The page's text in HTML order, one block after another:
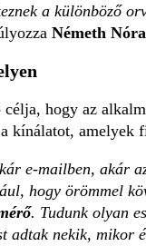
a különböző
Németh Nóra
hogy az
kínálatot,
e-mailben, akár
hogy örömmel
. Tudunk olyan
adtak nekik, mikor